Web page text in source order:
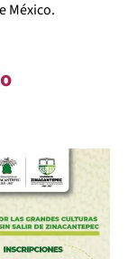
México.